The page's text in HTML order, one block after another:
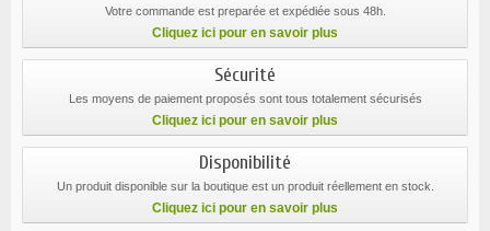
Votre commande est preparée et expédiée sous 48h.
Cliquez ici pour en savoir plus
Sécurité
Les moyens de paiement proposés sont tous totalement sécurisés
Cliquez ici pour en savoir plus
Disponibilité
Un produit disponible sur la boutique est un produit réellement en stock.
Cliquez ici pour en savoir plus